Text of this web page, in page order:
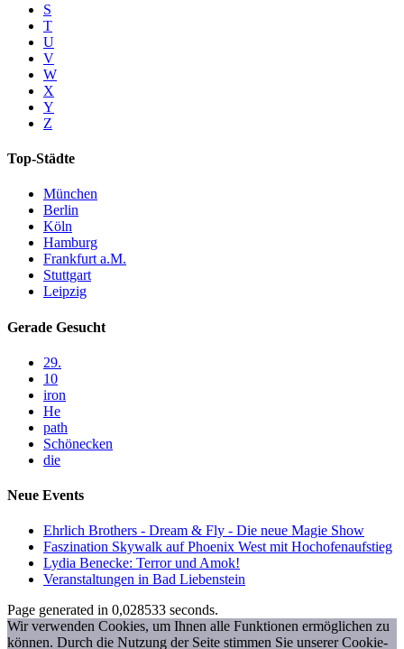
S
T
U
V
W
X
Y
Z
Top-Städte
München
Berlin
Köln
Hamburg
Frankfurt a.M.
Stuttgart
Leipzig
Gerade Gesucht
29.
10
iron
He
path
Schönecken
die
Neue Events
Ehrlich Brothers - Dream & Fly - Die neue Magie Show
Faszination Skywalk auf Phoenix West mit Hochofenaufstieg
Lydia Benecke: Terror und Amok!
Veranstaltungen in Bad Liebenstein
Page generated in 0,028533 seconds.
Wir verwenden Cookies, um Ihnen alle Funktionen ermöglichen zu
können. Durch die Nutzung der Seite stimmen Sie unserer Cookie-